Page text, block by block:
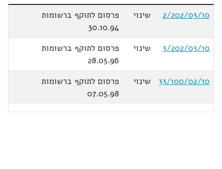
2/202/03/10
שינוי
פרסום לתוקף ברשומות
30.10.94
3/202/03/10
שינוי
פרסום לתוקף ברשומות
28.05.96
33/100/02/10
שינוי
פרסום לתוקף ברשומות
07.05.98